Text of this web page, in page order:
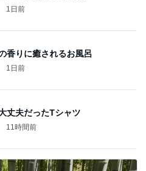
1日前
香りに癒されるお風呂
1日前
丈夫だったTシャツ
11時間前